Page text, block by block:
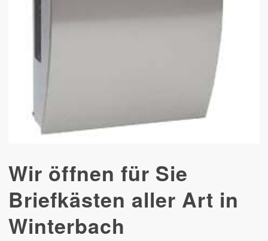
Wir öffnen für Sie
Briefkästen aller Art in
Winterbach